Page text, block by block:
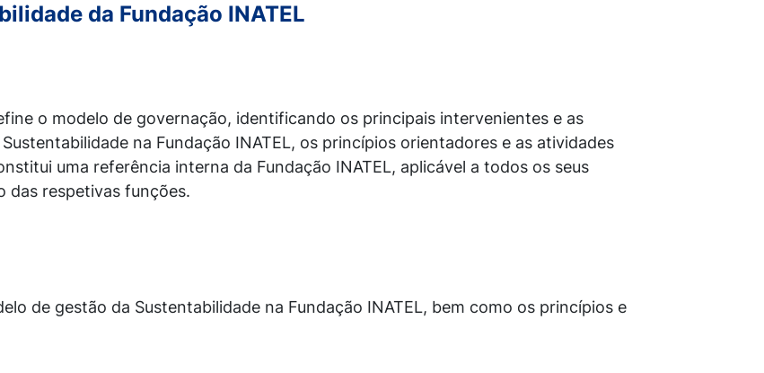
da Fundação INATEL
o modelo de governação, identificando os principais intervenientes e as
na Fundação INATEL, os princípios orientadores e as atividades
uma referência interna da Fundação INATEL, aplicável a todos os seus
das respetivas funções.
de gestão da Sustentabilidade na Fundação INATEL, bem como os princípios e